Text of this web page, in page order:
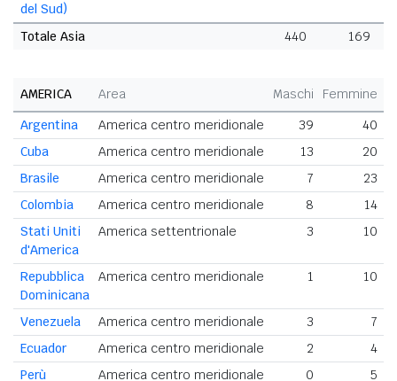
del Sud)
Totale Asia 440 169
AMERICA Area Maschi Femmine
Argentina
America centro meridionale 39
40
Cuba
America centro meridionale 13
20
Brasile
America centro meridionale 7
23
Colombia
America centro meridionale 8
14
Stati Uniti
d'America
America settentrionale 3 10
Repubblica
Dominicana
America centro meridionale 1 10
Venezuela America centro meridionale 3
7
Ecuador
America centro meridionale 2
4
Perù
America centro meridionale 0
5